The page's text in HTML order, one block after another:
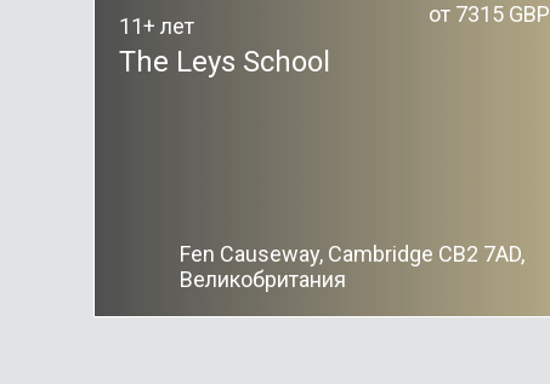
11+ лет
The Leys School
от 7315 GBP
Fen Causeway, Cambridge CB2 7AD,
Великобритания